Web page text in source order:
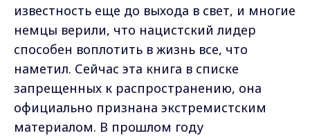
известность еще до выхода в свет, и многие
немцы верили, что нацистский лидер
способен воплотить в жизнь все, что
наметил. Сейчас эта книга в списке
запрещенных к распространению, она
официально признана экстремистским
материалом. В прошлом году